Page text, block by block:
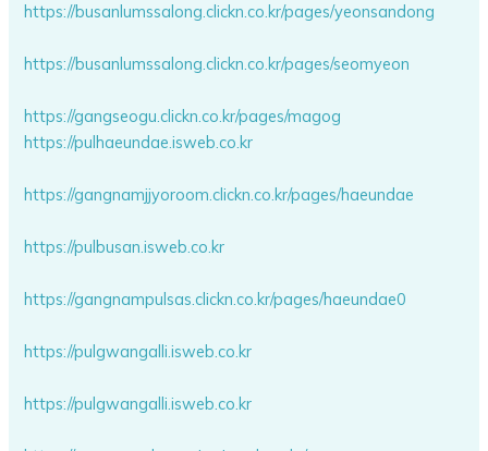
https://busanlumssalong.clickn.co.kr/pages/yeonsandong
https://busanlumssalong.clickn.co.kr/pages/seomyeon
https://gangseogu.clickn.co.kr/pages/magog
https://pulhaeundae.isweb.co.kr
https://gangnamjjyoroom.clickn.co.kr/pages/haeundae
https://pulbusan.isweb.co.kr
https://gangnampulsas.clickn.co.kr/pages/haeundae0
https://pulgwangalli.isweb.co.kr
https://pulgwangalli.isweb.co.kr